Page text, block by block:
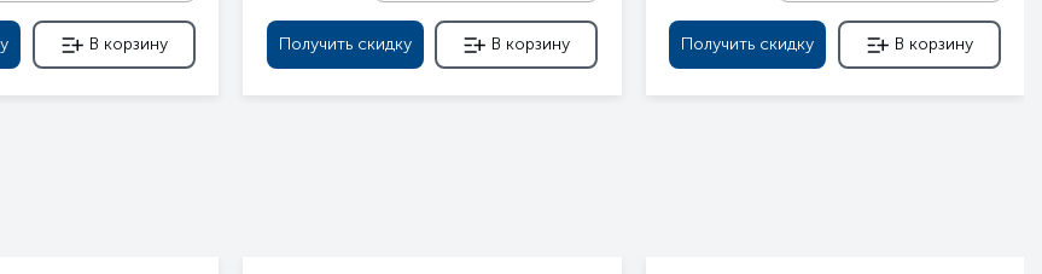
В корзину Получить скидку В корзину Получить скидку В корзину